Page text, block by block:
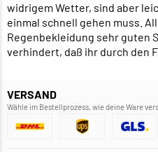
widrigem Wetter, sind aber
einmal schnell gehen muss.
Regenbekleidung sehr guten
verhindert, daß ihr durch den
VERSAND
Wähle im Bestellprozess, wie deine Ware